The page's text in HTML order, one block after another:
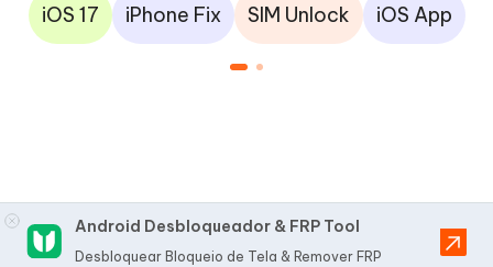
iOS 17 iPhone Fix SIM Unlock iOS App
Android Desbloqueador & FRP Tool
Desbloquear Bloqueio de Tela & Remover FRP